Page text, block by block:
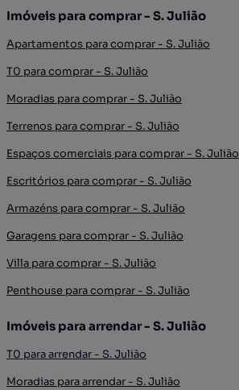
Imóveis para comprar - S. Julião
Apartamentos para comprar - S. Julião
T0 para comprar - S. Julião
Moradias para comprar - S. Julião
Terrenos para comprar - S. Julião
Espaços comerciais para comprar - S. Julião
Escritórios para comprar - S. Julião
Armazéns para comprar - S. Julião
Garagens para comprar - S. Julião
Villa para comprar - S. Julião
Penthouse para comprar - S. Julião
Imóveis para arrendar - S. Julião
T0 para arrendar - S. Julião
Moradias para arrendar - S. Julião